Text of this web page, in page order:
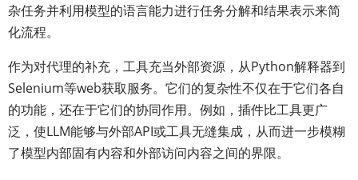
杂任务并利用模型的语言能力进行任务分解和结果表示来简
化流程。
作为对代理的补充，工具充当外部资源，从Python解释器到
Selenium等web获取服务。它们的复杂性不仅在于它们各自
的功能，还在于它们的协同作用。例如，插件比工具更广
泛，使LLM能够与外部API或工具无缝集成，从而进一步模糊
了模型内部固有内容和外部访问内容之间的界限。